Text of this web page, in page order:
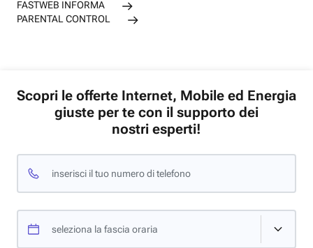
FASTWEB INFORMA
PARENTAL CONTROL
Scopri le offerte Internet, Mobile ed Energia
giuste per te con il supporto dei
nostri esperti!
inserisci il tuo numero di telefono
seleziona la fascia oraria